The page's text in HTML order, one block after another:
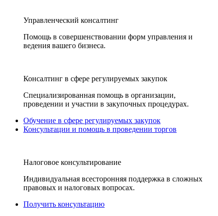
Управленческий консалтинг
Помощь в совершенствовании форм управления и
ведения вашего бизнеса.
Консалтинг в сфере регулируемых закупок
Специализированная помощь в организации,
проведении и участии в закупочных процедурах.
Обучение в сфере регулируемых закупок
Консультации и помощь в проведении торгов
Налоговое консультирование
Индивидуальная всесторонняя поддержка в сложных
правовых и налоговых вопросах.
Получить консультацию